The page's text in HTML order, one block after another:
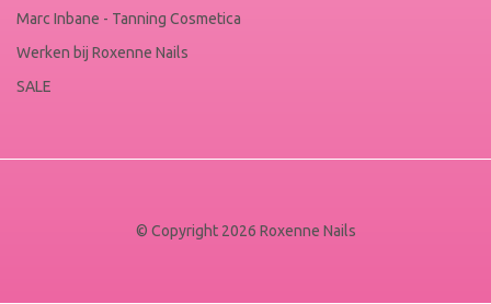
Marc Inbane - Tanning Cosmetica
Werken bij Roxenne Nails
SALE
© Copyright 2026 Roxenne Nails